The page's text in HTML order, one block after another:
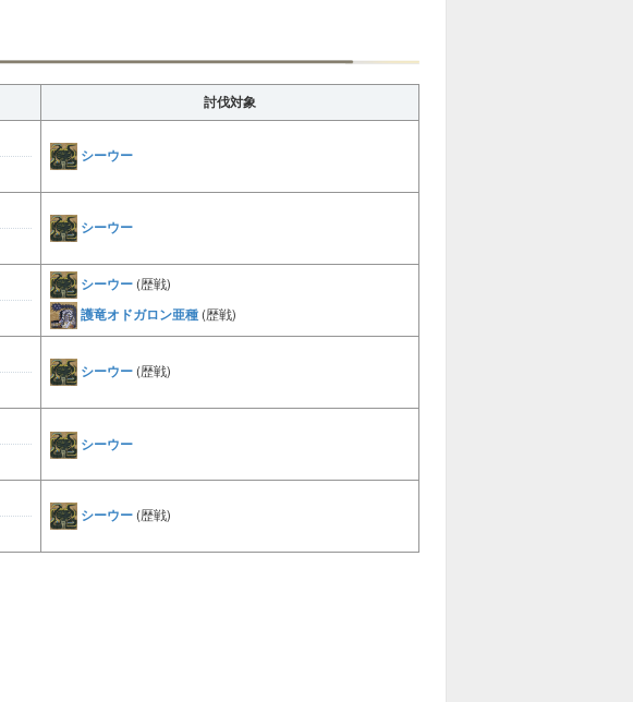
討伐対象
シーウー
シーウー
シーウー(歴戦)
護竜オドガロン亜種(歴戦)
シーウー(歴戦)
シーウー
シーウー(歴戦)